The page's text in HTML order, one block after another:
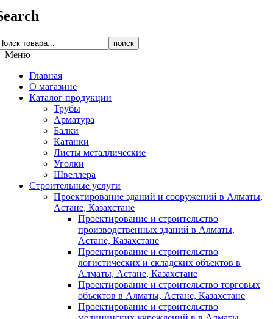
поиск
Меню
Главная
О магазине
Каталог продукции
Трубы
Арматура
Балки
Катанки
Листы металлические
Уголки
Швеллера
Строительные услуги
Проектирование зданий и сооружений в Алматы,
Астане, Казахстане
Проектирование и строительство
производственных зданий в Алматы,
Астане, Казахстане
Проектирование и строительство
логистических и складских объектов в
Алматы, Астане, Казахстане
Проектирование и строительство торговых
объектов в Алматы, Астане, Казахстане
Проектирование и строительство